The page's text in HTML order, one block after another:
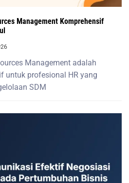
Management Komprehensif
Management adalah
untuk profesional HR yang
SDM